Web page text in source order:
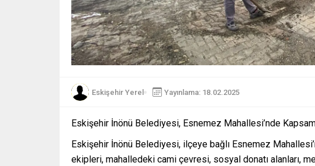
Eskişehir Yerel Yayınlama: 18.02.2025
Eskişehir İnönü Belediyesi, Esnemez Mahallesi’nde
Eskişehir İnönü Belediyesi, ilçeye bağlı Esnemez
ekipleri, mahalledeki cami çevresi, sosyal donatı alanları,